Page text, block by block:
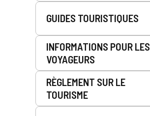
GUIDES TOURISTIQUES
INFORMATIONS POUR LES
VOYAGEURS
RÈGLEMENT SUR LE
TOURISME